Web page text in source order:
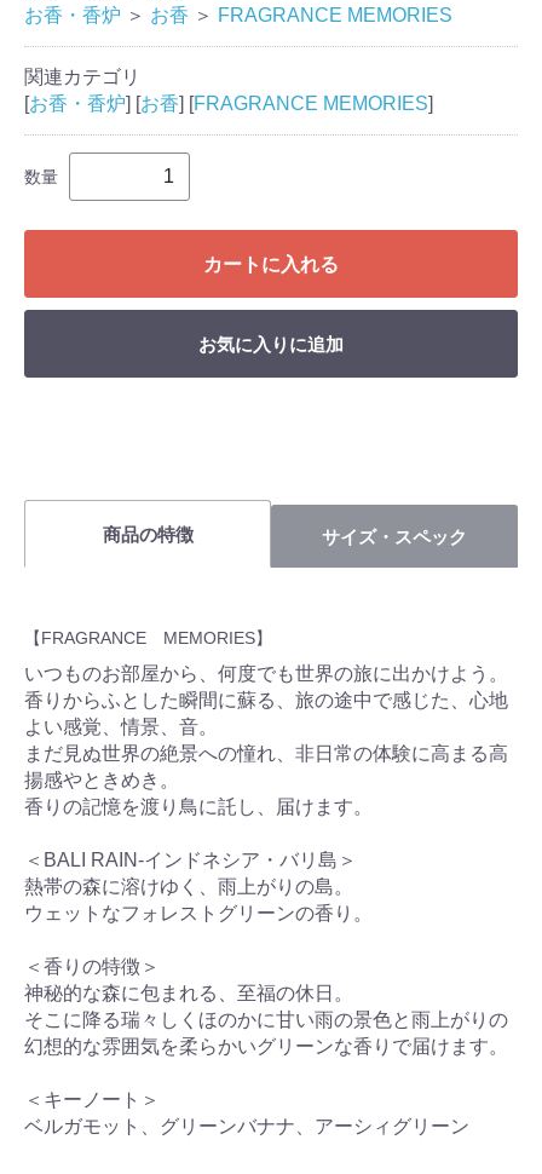
お香・香炉 ＞ お香 ＞ FRAGRANCE MEMORIES
関連カテゴリ
[お香・香炉] [お香] [FRAGRANCE MEMORIES]
数量
カートに入れる
お気に入りに追加
商品の特徴 サイズ・スペック
【FRAGRANCE MEMORIES】
いつものお部屋から、何度でも世界の旅に出かけよう。
香りからふとした瞬間に蘇る、旅の途中で感じた、心地
よい感覚、情景、音。
まだ見ぬ世界の絶景への憧れ、非日常の体験に高まる高
揚感やときめき。
香りの記憶を渡り鳥に託し、届けます。
＜BALI RAIN-インドネシア・バリ島＞
熱帯の森に溶けゆく、雨上がりの島。
ウェットなフォレストグリーンの香り。
＜香りの特徴＞
神秘的な森に包まれる、至福の休日。
そこに降る瑞々しくほのかに甘い雨の景色と雨上がりの
幻想的な雰囲気を柔らかいグリーンな香りで届けます。
＜キーノート＞
ベルガモット、グリーンバナナ、アーシィグリーン